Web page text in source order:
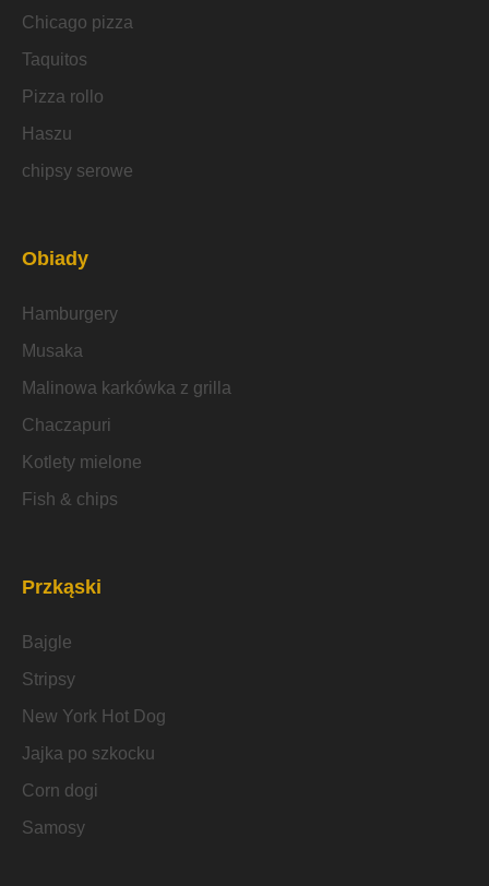
Chicago pizza
Taquitos
Pizza rollo
Haszu
chipsy serowe
Obiady
Hamburgery
Musaka
Malinowa karkówka z grilla
Chaczapuri
Kotlety mielone
Fish & chips
Przkąski
Bajgle
Stripsy
New York Hot Dog
Jajka po szkocku
Corn dogi
Samosy